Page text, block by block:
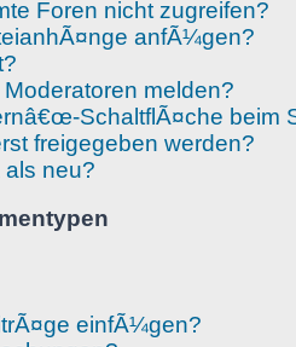
Foren nicht zugreifen?
anfÃ¼gen?
melden?
SchaltflÃ¤che beim
freigegeben werden?
als neu?
einfÃ¼gen?